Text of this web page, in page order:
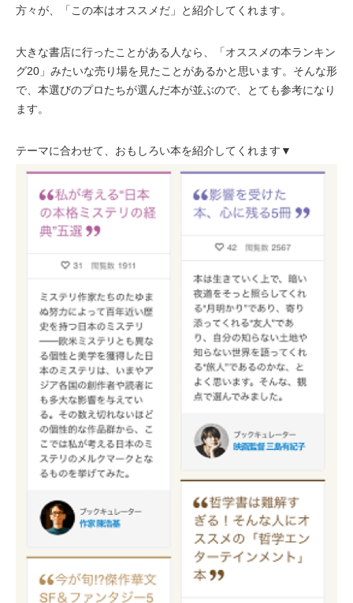
方々が、「この本はオススメだ」と紹介してくれます。
大きな書店に行ったことがある人なら、「オススメの本ランキン
グ20」みたいな売り場を見たことがあるかと思います。そんな形
で、本選びのプロたちが選んだ本が並ぶので、とても参考になり
ます。
テーマに合わせて、おもしろい本を紹介してくれます▼